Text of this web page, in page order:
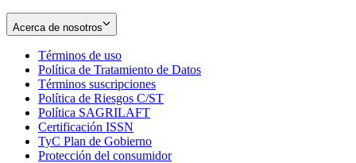
Acerca de nosotros
Términos de uso
in
new
window
Política de Tratamiento de Datos
Términos suscripciones
in
Política de Riesgos C/ST
Política SAGRILAFT
new
window
Certificación ISSN
in
new
TyC Plan de Gobierno
in
Protección del consumidorOpens